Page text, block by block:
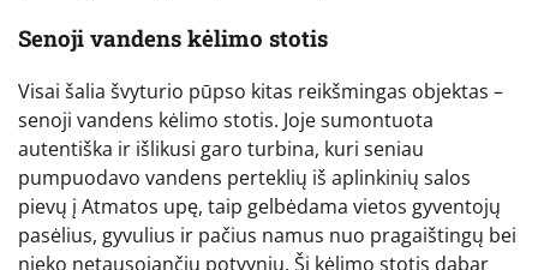
Senoji vandens kėlimo stotis
Visai šalia švyturio pūpso kitas reikšmingas objektas –
senoji vandens kėlimo stotis. Joje sumontuota
autentiška ir išlikusi garo turbina, kuri seniau
pumpuodavo vandens perteklių iš aplinkinių salos
pievų į Atmatos upę, taip gelbėdama vietos gyventojų
pasėlius, gyvulius ir pačius namus nuo pragaištingų bei
nieko netausojančių potvynių. Ši kėlimo stotis dabar